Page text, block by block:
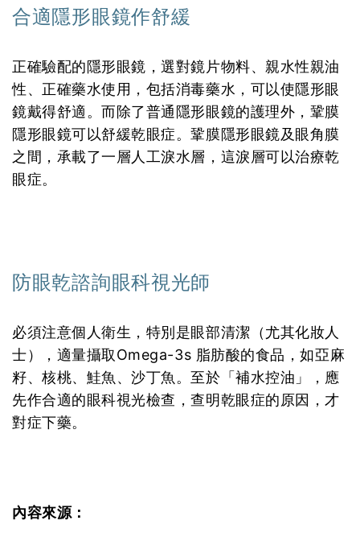
合適隱形眼鏡作舒緩
正確驗配的隱形眼鏡，選對鏡片物料、親水性親油
性、正確藥水使用，包括消毒藥水，可以使隱形眼
鏡戴得舒適。而除了普通隱形眼鏡的護理外，鞏膜
隱形眼鏡可以舒緩乾眼症。鞏膜隱形眼鏡及眼角膜
之間，承載了一層人工淚水層，這淚層可以治療乾
眼症。
防眼乾諮詢眼科視光師
必須注意個人衛生，特別是眼部清潔（尤其化妝人
士），適量攝取Omega-3s 脂肪酸的食品，如亞麻
籽、核桃、鮭魚、沙丁魚。至於「補水控油」，應
先作合適的眼科視光檢查，查明乾眼症的原因，才
對症下藥。
內容來源：